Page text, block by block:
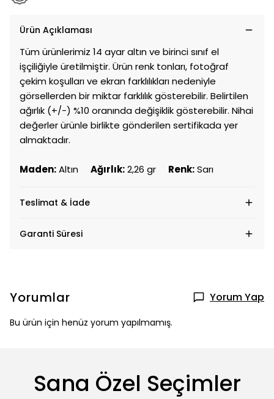
Ürün Açıklaması
Tüm ürünlerimiz 14 ayar altın ve birinci sınıf el
işçiliğiyle üretilmiştir. Ürün renk tonları, fotoğraf
çekim koşulları ve ekran farklılıkları nedeniyle
görsellerden bir miktar farklılık gösterebilir. Belirtilen
ağırlık (+/-) %10 oranında değişiklik gösterebilir. Nihai
değerler ürünle birlikte gönderilen sertifikada yer
almaktadır.
Maden:Altın Ağırlık:2,26 gr Renk:Sarı
Teslimat & İade
Garanti Süresi
Yorumlar Yorum Yap
Bu ürün için henüz yorum yapılmamış.
Sana Özel Seçimler